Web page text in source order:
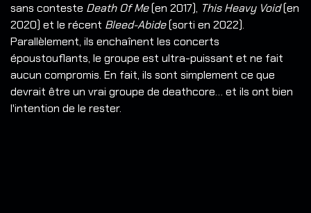
sans conteste Death Of Me(en 2017), This Heavy Void(en
2020) et le récent Bleed-Abide(sorti en 2022).
Parallèlement, ils enchaînent les concerts
époustouflants, le groupe est ultra-puissant et ne fait
aucun compromis. En fait, ils sont simplement ce que
devrait être un vrai groupe de deathcore… et ils ont bien
l'intention de le rester.